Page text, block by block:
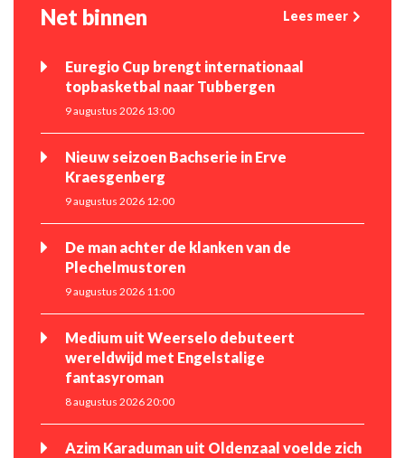
Net binnen Lees meer
Euregio Cup brengt internationaal
topbasketbal naar Tubbergen
9 augustus 2026 13:00
Nieuw seizoen Bachserie in Erve
Kraesgenberg
9 augustus 2026 12:00
De man achter de klanken van de
Plechelmustoren
9 augustus 2026 11:00
Medium uit Weerselo debuteert
wereldwijd met Engelstalige
fantasyroman
8 augustus 2026 20:00
Azim Karaduman uit Oldenzaal voelde zich